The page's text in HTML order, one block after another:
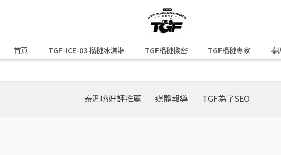
首頁 TGF-ICE-03 榴槤冰淇淋 TGF榴槤機密 TGF榴槤專家 泰
泰涮嘴好評推薦 媒體報導 TGF為了SEO